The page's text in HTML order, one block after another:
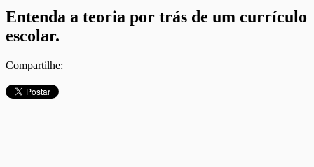
Entenda a teoria por trás de um currículo
escolar.
Compartilhe: